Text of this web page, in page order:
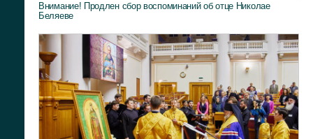
Внимание! Продлен сбор воспоминаний об отце Николае
Беляеве